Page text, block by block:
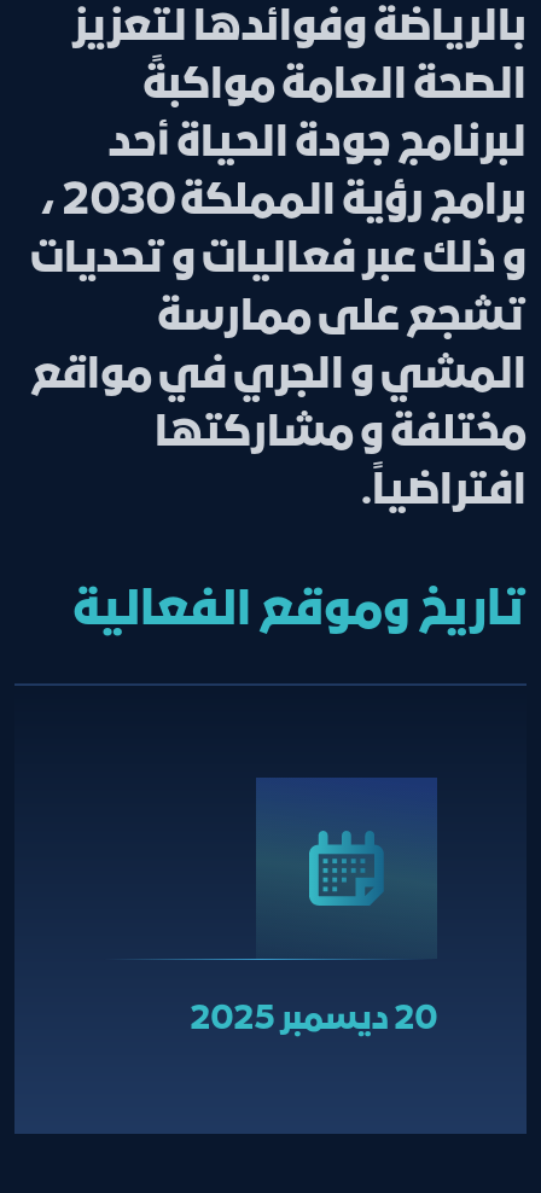
بالرياضة وفوائدها لتعزيز
الصحة العامة مواكبةً
لبرنامج جودة الحياة أحد
برامج رؤية المملكة 2030 ،
و ذلك عبر فعاليات و تحديات
تشجع على ممارسة
المشي و الجري في مواقع
مختلفة و مشاركتها
افتراضياً.
تاريخ وموقع الفعالية
20 ديسمبر 2025